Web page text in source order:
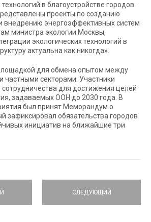
в благоустройстве городов.
проекты по созданию
внедрению энергоэффективных систем
министра экологии Москвы,
экологических технологий в
актуальна как никогда».
для обмена опытом между
частными секторами. Участники
для достижения целей
задаваемых ООН до 2030 года. В
был принят Меморандум о
зафиксировал обязательства городов
инициатив на ближайшие три
СЛЕДУЮЩИЙ